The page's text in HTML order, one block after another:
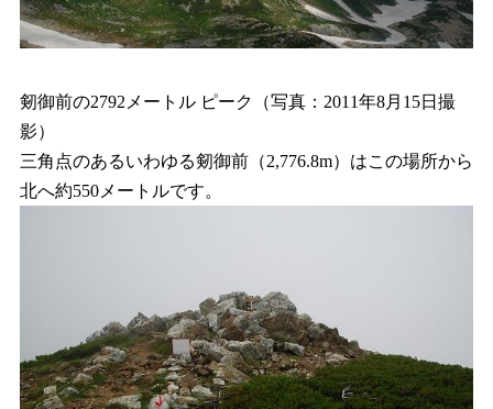
剱御前の2792メートル ピーク（写真：2011年8月15日撮
影）
三角点のあるいわゆる剱御前（2,776.8m）はこの場所から
北へ約550メートルです。